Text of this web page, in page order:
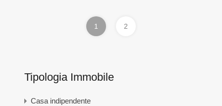
1 2
Tipologia Immobile
Casa indipendente